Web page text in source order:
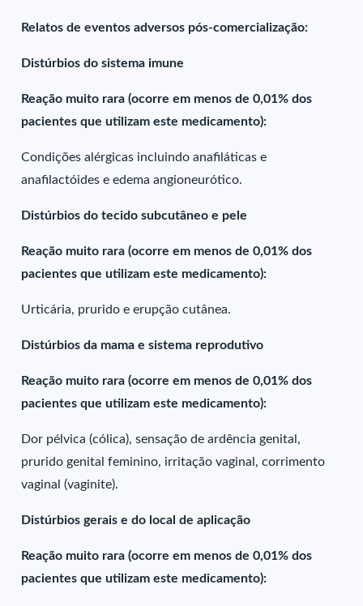
Relatos de eventos adversos pós-comercialização:
Distúrbios do sistema imune
Reação muito rara (ocorre em menos de 0,01% dos
pacientes que utilizam este medicamento):
Condições alérgicas incluindo anafiláticas e
anafilactóides e edema angioneurótico.
Distúrbios do tecido subcutâneo e pele
Reação muito rara (ocorre em menos de 0,01% dos
pacientes que utilizam este medicamento):
Urticária, prurido e erupção cutânea.
Distúrbios da mama e sistema reprodutivo
Reação muito rara (ocorre em menos de 0,01% dos
pacientes que utilizam este medicamento):
Dor pélvica (cólica), sensação de ardência genital,
prurido genital feminino, irritação vaginal, corrimento
vaginal (vaginite).
Distúrbios gerais e do local de aplicação
Reação muito rara (ocorre em menos de 0,01% dos
pacientes que utilizam este medicamento):